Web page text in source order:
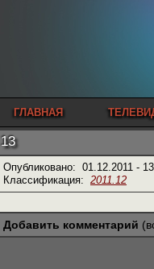
ГЛАВНАЯ
13
Опубликовано: 01.12.2011 -
Классификация: 2011.12
Добавить комментарий